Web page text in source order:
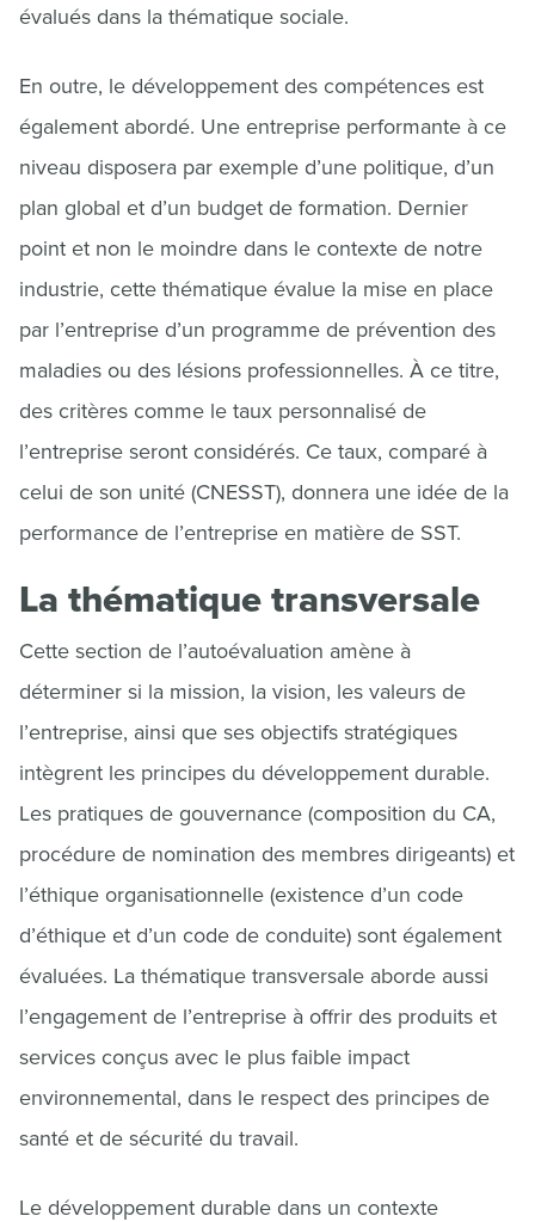
évalués dans la thématique sociale.
En outre, le développement des compétences est
également abordé. Une entreprise performante à ce
niveau disposera par exemple d’une politique, d’un
plan global et d’un budget de formation. Dernier
point et non le moindre dans le contexte de notre
industrie, cette thématique évalue la mise en place
par l’entreprise d’un programme de prévention des
maladies ou des lésions professionnelles. À ce titre,
des critères comme le taux personnalisé de
l’entreprise seront considérés. Ce taux, comparé à
celui de son unité (CNESST), donnera une idée de la
performance de l’entreprise en matière de SST.
La thématique transversale
Cette section de l’autoévaluation amène à
déterminer si la mission, la vision, les valeurs de
l’entreprise, ainsi que ses objectifs stratégiques
intègrent les principes du développement durable.
Les pratiques de gouvernance (composition du CA,
procédure de nomination des membres dirigeants) et
l’éthique organisationnelle (existence d’un code
d’éthique et d’un code de conduite) sont également
évaluées. La thématique transversale aborde aussi
l’engagement de l’entreprise à offrir des produits et
services conçus avec le plus faible impact
environnemental, dans le respect des principes de
santé et de sécurité du travail.
Le développement durable dans un contexte